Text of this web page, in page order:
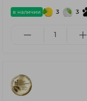
в наличии 3 3